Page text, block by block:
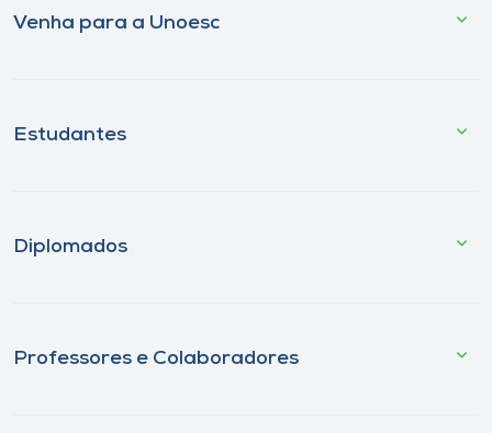
Venha para a Unoesc
Estudantes
Diplomados
Professores e Colaboradores